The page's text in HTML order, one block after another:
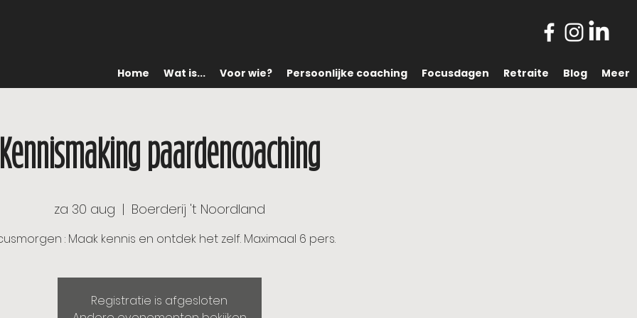
Home Wat is... Voor wie? Persoonlijke coaching Focusdagen Retraite Blog Meer
paardencoaching
za 30 aug
  |
Boerderij 't Noordland
: Maak kennis en ontdek het zelf. Maximaal 6 pers.
Registratie is afgesloten